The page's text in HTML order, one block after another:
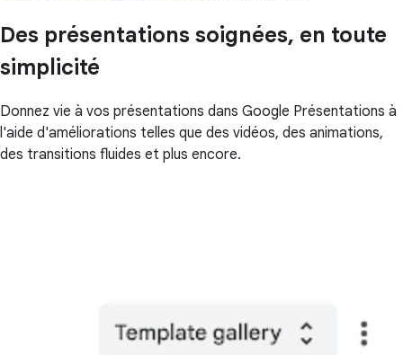
Des présentations soignées, en toute
simplicité
Donnez vie à vos présentations dans Google Présentations à
l'aide d'améliorations telles que des vidéos, des animations,
des transitions fluides et plus encore.